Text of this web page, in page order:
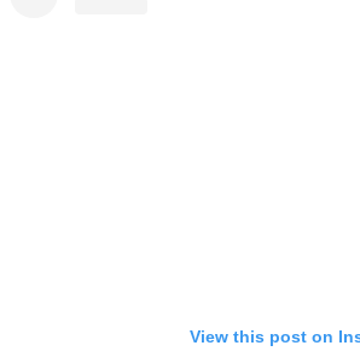
View this post on